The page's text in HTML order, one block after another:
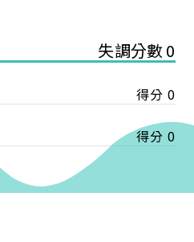
失調分數 0
得分 0
得分 0
。
經健康培訓暨發展協會
京東路分行